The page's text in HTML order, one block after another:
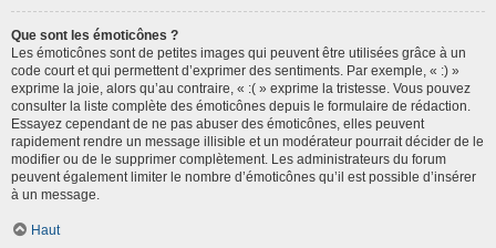
Que sont les émoticônes ?
Les émoticônes sont de petites images qui peuvent être utilisées grâce à un
code court et qui permettent d’exprimer des sentiments. Par exemple, « :) »
exprime la joie, alors qu’au contraire, « :( » exprime la tristesse. Vous pouvez
consulter la liste complète des émoticônes depuis le formulaire de rédaction.
Essayez cependant de ne pas abuser des émoticônes, elles peuvent
rapidement rendre un message illisible et un modérateur pourrait décider de le
modifier ou de le supprimer complètement. Les administrateurs du forum
peuvent également limiter le nombre d’émoticônes qu’il est possible d’insérer
à un message.
Haut